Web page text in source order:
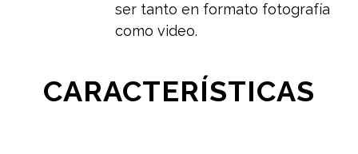
ser tanto en formato fotografía
como video.
CARACTERÍSTICAS